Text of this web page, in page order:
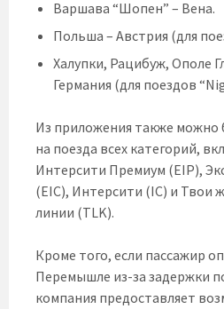
Варшава “Шопен” – Вена.
Польша – Австрия (для
Халупки, Рацибуж, Ополе
Германия (для поездов
Из приложения также
на поезда всех категорий,
Интерсити Премиум (EIP),
(EIC), Интерсити (IC) и Твои
линии (TLK).
Кроме того, если пассажир
Перемышле из-за задержки
компания предоставляет